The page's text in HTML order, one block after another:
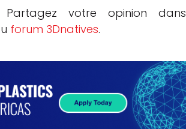
votre opinion dans
forum 3Dnatives.